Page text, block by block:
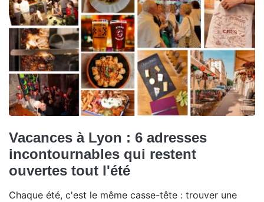
Vacances à Lyon : 6 adresses
incontournables qui restent
ouvertes tout l'été
Chaque été, c'est le même casse-tête : trouver une